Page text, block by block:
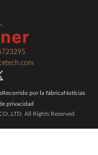
Recorrido por la fábricaNoticias
privacidad
All Rights Reserved.